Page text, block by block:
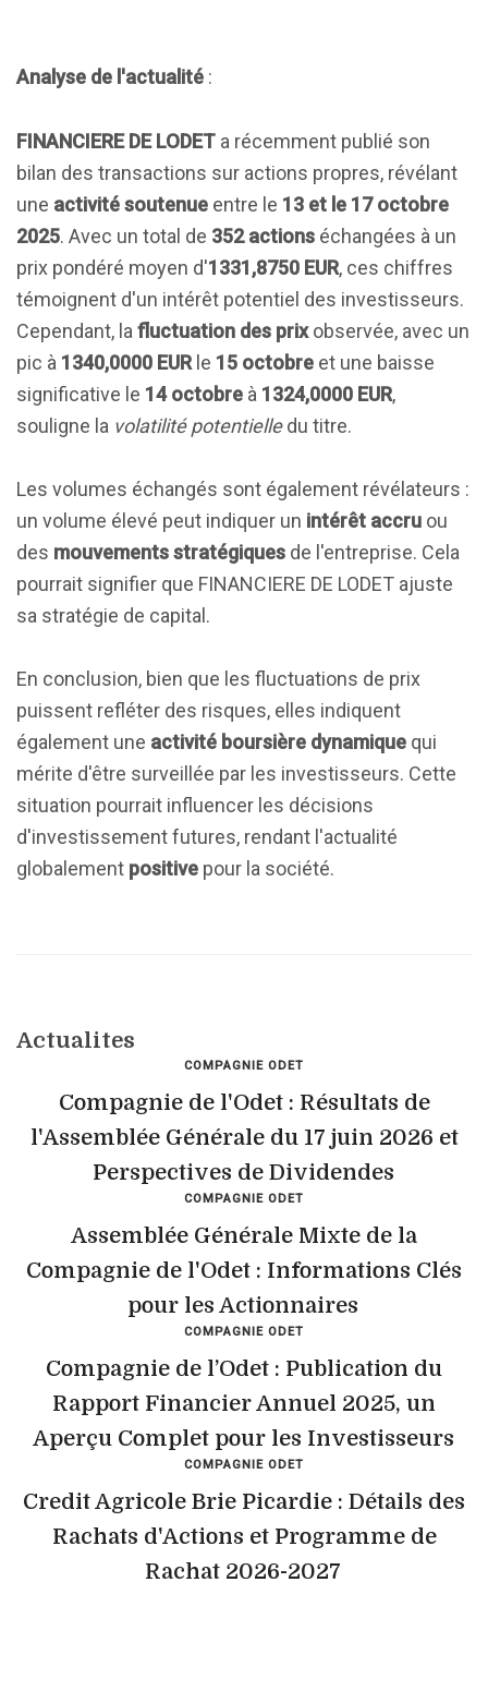
Analyse de l'actualité :
FINANCIERE DE LODET a récemment publié son
bilan des transactions sur actions propres, révélant
une activité soutenue entre le 13 et le 17 octobre
2025. Avec un total de 352 actions échangées à un
prix pondéré moyen d'1331,8750 EUR, ces chiffres
témoignent d'un intérêt potentiel des investisseurs.
Cependant, la fluctuation des prixobservée, avec un
pic à 1340,0000 EUR le 15 octobre et une baisse
significative le 14 octobre à 1324,0000 EUR,
souligne la volatilité potentielledu titre.
Les volumes échangés sont également révélateurs :
un volume élevé peut indiquer un intérêt accru ou
des mouvements stratégiques de l'entreprise. Cela
pourrait signifier que FINANCIERE DE LODET ajuste
sa stratégie de capital.
En conclusion, bien que les fluctuations de prix
puissent refléter des risques, elles indiquent
également une activité boursière dynamique qui
mérite d'être surveillée par les investisseurs. Cette
situation pourrait influencer les décisions
d'investissement futures, rendant l'actualité
globalement positive pour la société.
Actualites
COMPAGNIE ODET
Compagnie de l'Odet : Résultats de
l'Assemblée Générale du 17 juin 2026 et
Perspectives de Dividendes
COMPAGNIE ODET
Assemblée Générale Mixte de la
Compagnie de l'Odet : Informations Clés
pour les Actionnaires
COMPAGNIE ODET
Compagnie de l’Odet : Publication du
Rapport Financier Annuel 2025, un
Aperçu Complet pour les Investisseurs
COMPAGNIE ODET
Credit Agricole Brie Picardie : Détails des
Rachats d'Actions et Programme de
Rachat 2026-2027